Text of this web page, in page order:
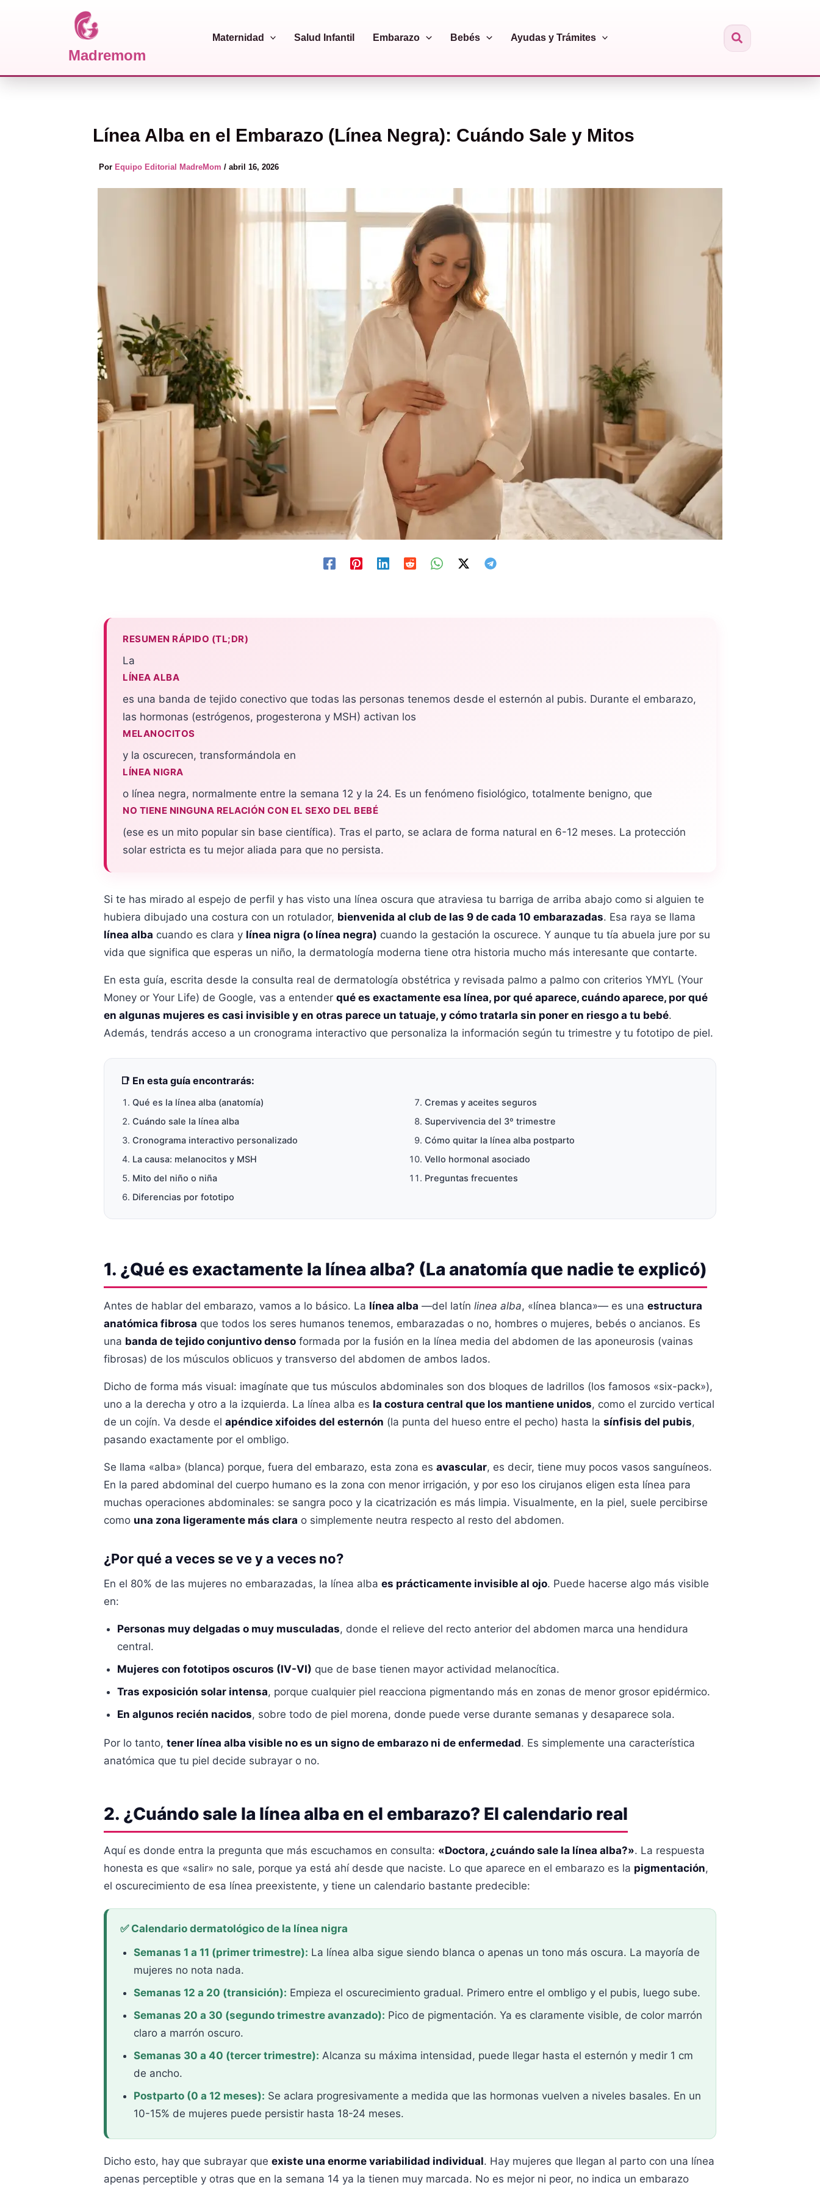
Madremom
Maternidad Salud Infantil Embarazo Bebés Ayudas y Trámites Buscar
Línea Alba en el Embarazo (Línea Negra): Cuándo Sale y Mitos
Por Equipo Editorial MadreMom / abril 16, 2026
RESUMEN RÁPIDO (TL;DR)
La
LÍNEA ALBA
es una banda de tejido conectivo que todas las personas tenemos desde el esternón al pubis. Durante el embarazo,
las hormonas (estrógenos, progesterona y MSH) activan los
MELANOCITOS
y la oscurecen, transformándola en
LÍNEA NIGRA
o línea negra, normalmente entre la semana 12 y la 24. Es un fenómeno fisiológico, totalmente benigno, que
NO TIENE NINGUNA RELACIÓN CON EL SEXO DEL BEBÉ
(ese es un mito popular sin base científica). Tras el parto, se aclara de forma natural en 6-12 meses. La protección
solar estricta es tu mejor aliada para que no persista.
Si te has mirado al espejo de perfil y has visto una línea oscura que atraviesa tu barriga de arriba abajo como si alguien te
hubiera dibujado una costura con un rotulador, bienvenida al club de las 9 de cada 10 embarazadas. Esa raya se llama
línea alba cuando es clara y línea nigra (o línea negra) cuando la gestación la oscurece. Y aunque tu tía abuela jure por su
vida que significa que esperas un niño, la dermatología moderna tiene otra historia mucho más interesante que contarte.
En esta guía, escrita desde la consulta real de dermatología obstétrica y revisada palmo a palmo con criterios YMYL (Your
Money or Your Life) de Google, vas a entender qué es exactamente esa línea, por qué aparece, cuándo aparece, por qué
en algunas mujeres es casi invisible y en otras parece un tatuaje, y cómo tratarla sin poner en riesgo a tu bebé.
Además, tendrás acceso a un cronograma interactivo que personaliza la información según tu trimestre y tu fototipo de piel.
📑 En esta guía encontrarás:
Qué es la línea alba (anatomía)
Cuándo sale la línea alba
Cronograma interactivo personalizado
La causa: melanocitos y MSH
Mito del niño o niña
Diferencias por fototipo
Cremas y aceites seguros
Supervivencia del 3º trimestre
Cómo quitar la línea alba postparto
Vello hormonal asociado
Preguntas frecuentes
1. ¿Qué es exactamente la línea alba? (La anatomía que nadie te explicó)
Antes de hablar del embarazo, vamos a lo básico. La línea alba —del latín linea alba, «línea blanca»— es una estructura
anatómica fibrosa que todos los seres humanos tenemos, embarazadas o no, hombres o mujeres, bebés o ancianos. Es
una banda de tejido conjuntivo denso formada por la fusión en la línea media del abdomen de las aponeurosis (vainas
fibrosas) de los músculos oblicuos y transverso del abdomen de ambos lados.
Dicho de forma más visual: imagínate que tus músculos abdominales son dos bloques de ladrillos (los famosos «six-pack»),
uno a la derecha y otro a la izquierda. La línea alba es la costura central que los mantiene unidos, como el zurcido vertical
de un cojín. Va desde el apéndice xifoides del esternón (la punta del hueso entre el pecho) hasta la sínfisis del pubis,
pasando exactamente por el ombligo.
Se llama «alba» (blanca) porque, fuera del embarazo, esta zona es avascular, es decir, tiene muy pocos vasos sanguíneos.
En la pared abdominal del cuerpo humano es la zona con menor irrigación, y por eso los cirujanos eligen esta línea para
muchas operaciones abdominales: se sangra poco y la cicatrización es más limpia. Visualmente, en la piel, suele percibirse
como una zona ligeramente más clara o simplemente neutra respecto al resto del abdomen.
¿Por qué a veces se ve y a veces no?
En el 80% de las mujeres no embarazadas, la línea alba es prácticamente invisible al ojo. Puede hacerse algo más visible
en:
Personas muy delgadas o muy musculadas, donde el relieve del recto anterior del abdomen marca una hendidura
central.
Mujeres con fototipos oscuros (IV-VI) que de base tienen mayor actividad melanocítica.
Tras exposición solar intensa, porque cualquier piel reacciona pigmentando más en zonas de menor grosor epidérmico.
En algunos recién nacidos, sobre todo de piel morena, donde puede verse durante semanas y desaparece sola.
Por lo tanto, tener línea alba visible no es un signo de embarazo ni de enfermedad. Es simplemente una característica
anatómica que tu piel decide subrayar o no.
2. ¿Cuándo sale la línea alba en el embarazo? El calendario real
Aquí es donde entra la pregunta que más escuchamos en consulta: «Doctora, ¿cuándo sale la línea alba?». La respuesta
honesta es que «salir» no sale, porque ya está ahí desde que naciste. Lo que aparece en el embarazo es la pigmentación,
el oscurecimiento de esa línea preexistente, y tiene un calendario bastante predecible:
✅ Calendario dermatológico de la línea nigra
Semanas 1 a 11 (primer trimestre): La línea alba sigue siendo blanca o apenas un tono más oscura. La mayoría de
mujeres no nota nada.
Semanas 12 a 20 (transición): Empieza el oscurecimiento gradual. Primero entre el ombligo y el pubis, luego sube.
Semanas 20 a 30 (segundo trimestre avanzado): Pico de pigmentación. Ya es claramente visible, de color marrón
claro a marrón oscuro.
Semanas 30 a 40 (tercer trimestre): Alcanza su máxima intensidad, puede llegar hasta el esternón y medir 1 cm
de ancho.
Postparto (0 a 12 meses): Se aclara progresivamente a medida que las hormonas vuelven a niveles basales. En un
10-15% de mujeres puede persistir hasta 18-24 meses.
Dicho esto, hay que subrayar que existe una enorme variabilidad individual. Hay mujeres que llegan al parto con una línea
apenas perceptible y otras que en la semana 14 ya la tienen muy marcada. No es mejor ni peor, no indica un embarazo